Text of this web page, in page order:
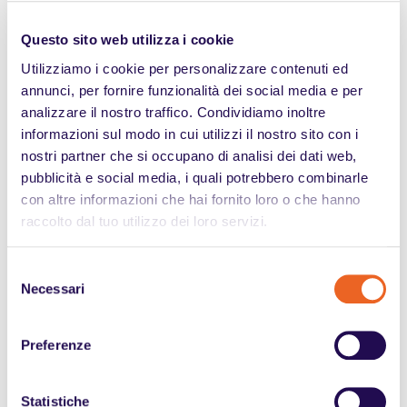
Questo sito web utilizza i cookie
Utilizziamo i cookie per personalizzare contenuti ed
annunci, per fornire funzionalità dei social media e per
analizzare il nostro traffico. Condividiamo inoltre
informazioni sul modo in cui utilizzi il nostro sito con i
nostri partner che si occupano di analisi dei dati web,
pubblicità e social media, i quali potrebbero combinarle
con altre informazioni che hai fornito loro o che hanno
raccolto dal tuo utilizzo dei loro servizi.
delNecessari
Preferenze
Statistiche
aziendale, per l'obbligo di assunzione di personale
appartenente alle categorie protette, i seguenti
lavoratori:
idirigenti;
i soci lavoratori delle cooperativedi produzione e
lavoro;
lavoratori che svolgono attività a domicilio
ilavoratori divenuti invalidi nel corso del
con un grado di invalidità pari o
superiore al 60%, o che vengono avviati al lavoro
senza il coinvolgimento obbligatorio del